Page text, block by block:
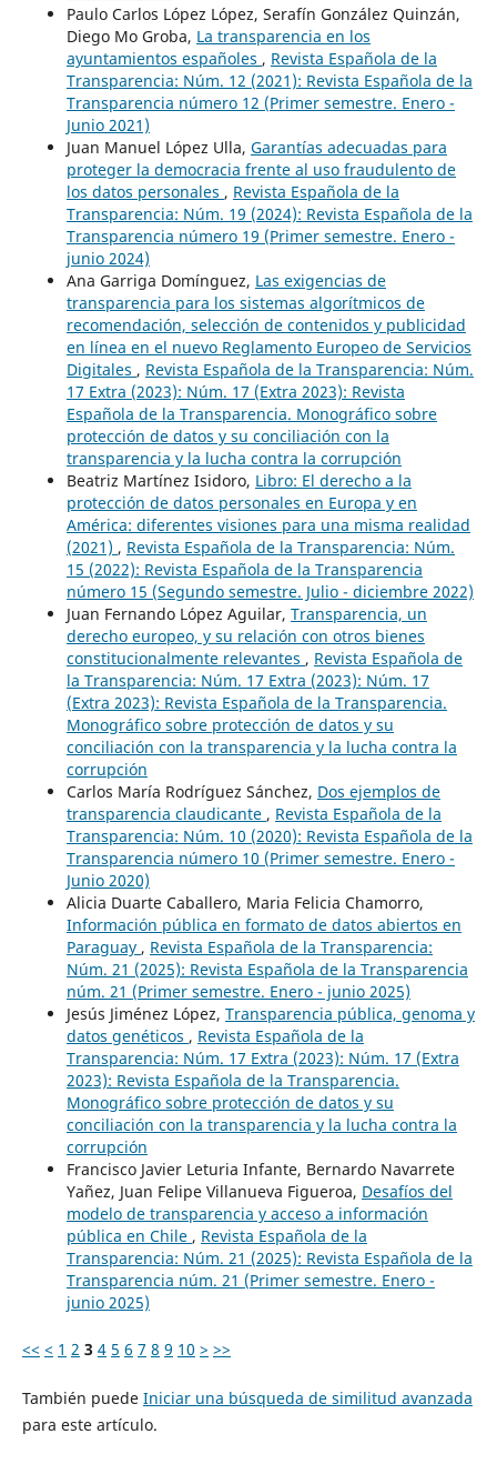
Paulo Carlos López López, Serafín González Quinzán,
Diego Mo Groba, La transparencia en los
ayuntamientos españoles , Revista Española de la
Transparencia: Núm. 12 (2021): Revista Española de la
Transparencia número 12 (Primer semestre. Enero -
Junio 2021)
Juan Manuel López Ulla, Garantías adecuadas para
proteger la democracia frente al uso fraudulento de
los datos personales , Revista Española de la
Transparencia: Núm. 19 (2024): Revista Española de la
Transparencia número 19 (Primer semestre. Enero -
junio 2024)
Ana Garriga Domínguez, Las exigencias de
transparencia para los sistemas algorítmicos de
recomendación, selección de contenidos y publicidad
en línea en el nuevo Reglamento Europeo de Servicios
Digitales , Revista Española de la Transparencia: Núm.
17 Extra (2023): Núm. 17 (Extra 2023): Revista
Española de la Transparencia. Monográfico sobre
protección de datos y su conciliación con la
transparencia y la lucha contra la corrupción
Beatriz Martínez Isidoro, Libro: El derecho a la
protección de datos personales en Europa y en
América: diferentes visiones para una misma realidad
(2021) , Revista Española de la Transparencia: Núm.
15 (2022): Revista Española de la Transparencia
número 15 (Segundo semestre. Julio - diciembre 2022)
Juan Fernando López Aguilar, Transparencia, un
derecho europeo, y su relación con otros bienes
constitucionalmente relevantes , Revista Española de
la Transparencia: Núm. 17 Extra (2023): Núm. 17
(Extra 2023): Revista Española de la Transparencia.
Monográfico sobre protección de datos y su
conciliación con la transparencia y la lucha contra la
corrupción
Carlos María Rodríguez Sánchez, Dos ejemplos de
transparencia claudicante , Revista Española de la
Transparencia: Núm. 10 (2020): Revista Española de la
Transparencia número 10 (Primer semestre. Enero -
Junio 2020)
Alicia Duarte Caballero, Maria Felicia Chamorro,
Información pública en formato de datos abiertos en
Paraguay , Revista Española de la Transparencia:
Núm. 21 (2025): Revista Española de la Transparencia
núm. 21 (Primer semestre. Enero - junio 2025)
Jesús Jiménez López, Transparencia pública, genoma y
datos genéticos , Revista Española de la
Transparencia: Núm. 17 Extra (2023): Núm. 17 (Extra
2023): Revista Española de la Transparencia.
Monográfico sobre protección de datos y su
conciliación con la transparencia y la lucha contra la
corrupción
Francisco Javier Leturia Infante, Bernardo Navarrete
Yañez, Juan Felipe Villanueva Figueroa, Desafíos del
modelo de transparencia y acceso a información
pública en Chile , Revista Española de la
Transparencia: Núm. 21 (2025): Revista Española de la
Transparencia núm. 21 (Primer semestre. Enero -
junio 2025)
<< < 1 2 3 4 5 6 7 8 9 10 > >>
También puede Iniciar una búsqueda de similitud avanzada
para este artículo.